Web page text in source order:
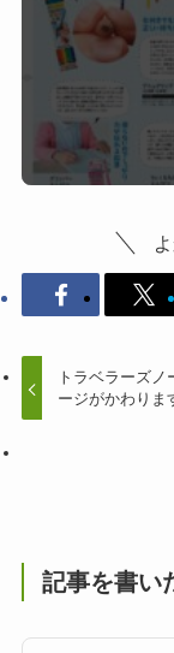
トラベラーズ
ージがかわりま
記事を書い